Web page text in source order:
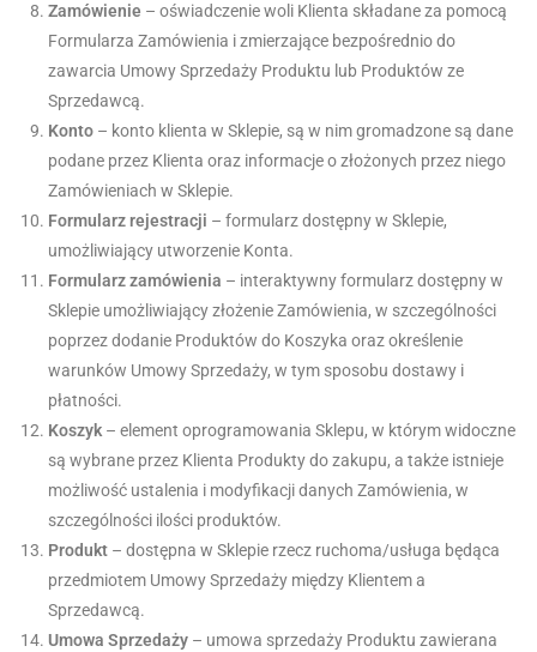
Zamówienie – oświadczenie woli Klienta składane za pomocą
Formularza Zamówienia i zmierzające bezpośrednio do
zawarcia Umowy Sprzedaży Produktu lub Produktów ze
Sprzedawcą.
Konto – konto klienta w Sklepie, są w nim gromadzone są dane
podane przez Klienta oraz informacje o złożonych przez niego
Zamówieniach w Sklepie.
Formularz rejestracji – formularz dostępny w Sklepie,
umożliwiający utworzenie Konta.
Formularz zamówienia – interaktywny formularz dostępny w
Sklepie umożliwiający złożenie Zamówienia, w szczególności
poprzez dodanie Produktów do Koszyka oraz określenie
warunków Umowy Sprzedaży, w tym sposobu dostawy i
płatności.
Koszyk – element oprogramowania Sklepu, w którym widoczne
są wybrane przez Klienta Produkty do zakupu, a także istnieje
możliwość ustalenia i modyfikacji danych Zamówienia, w
szczególności ilości produktów.
Produkt – dostępna w Sklepie rzecz ruchoma/usługa będąca
przedmiotem Umowy Sprzedaży między Klientem a
Sprzedawcą.
Umowa Sprzedaży – umowa sprzedaży Produktu zawierana